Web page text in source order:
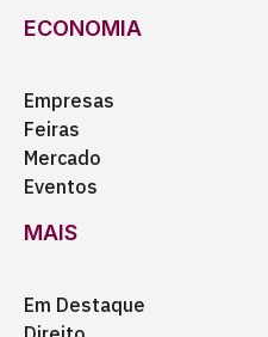
ECONOMIA
Empresas
Feiras
Mercado
Eventos
MAIS
Em Destaque